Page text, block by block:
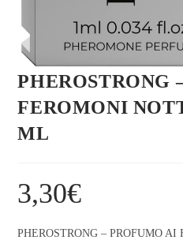
PHEROSTRONG
FEROMONI
ML
3,30€
PHEROSTRONG – PROFUMO